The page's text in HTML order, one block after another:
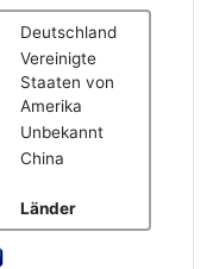
Deutschland
Vereinigte
Staaten von
Amerika
Unbekannt
China
Länder